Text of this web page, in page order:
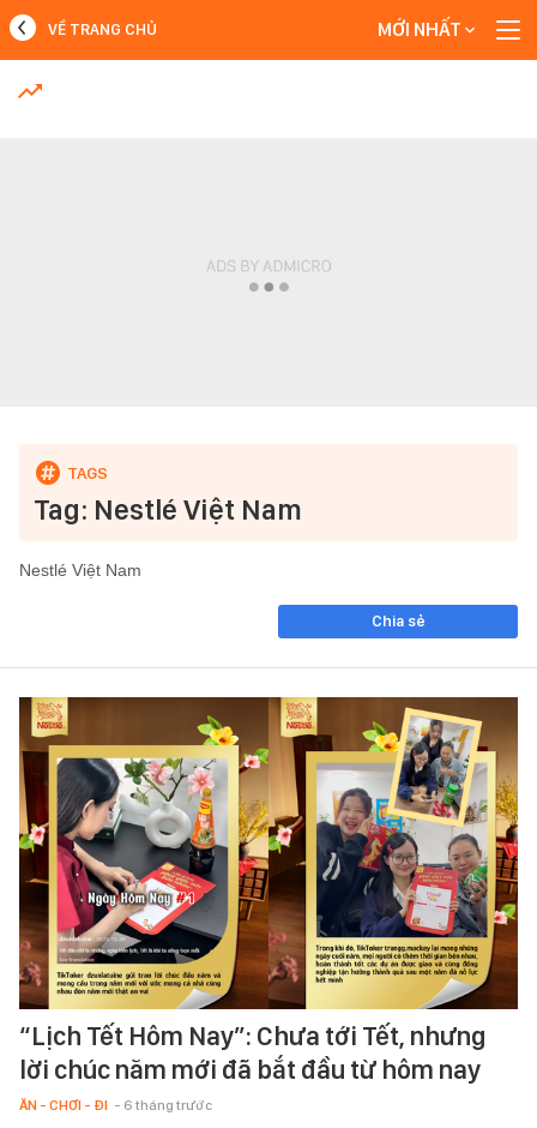
MỚI NHẤT
VỀ TRANG CHỦ MỚI NHẤT
Tag: Nestlé Việt Nam
Nestlé Việt Nam
Chia sẻ
“Lịch Tết Hôm Nay”: Chưa tới Tết, nhưng
lời chúc năm mới đã bắt đầu từ hôm nay
ĂN - CHƠI - ĐI - 6 tháng trước